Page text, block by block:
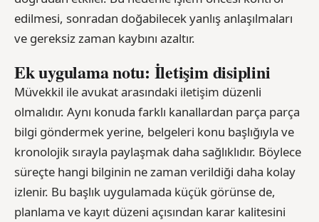
edilmesi, sonradan doğabilecek yanlış anlaşılmaları
ve gereksiz zaman kaybını azaltır.
Ek uygulama notu: İletişim disiplini
Müvekkil ile avukat arasındaki iletişim düzenli
olmalıdır. Aynı konuda farklı kanallardan parça parça
bilgi göndermek yerine, belgeleri konu başlığıyla ve
kronolojik sırayla paylaşmak daha sağlıklıdır. Böylece
süreçte hangi bilginin ne zaman verildiği daha kolay
izlenir. Bu başlık uygulamada küçük görünse de,
planlama ve kayıt düzeni açısından karar kalitesini